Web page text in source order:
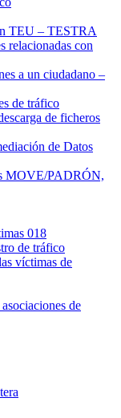
TEU – TESTRA
relacionadas con
a un ciudadano –
de tráfico
de ficheros
de Datos
MOVE/PADRÓN,
018
de tráfico
víctimas de
de